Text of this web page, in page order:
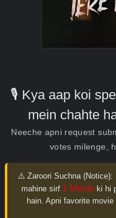
🎙️ Kya aap koi
mein chahte
Neeche apni request
votes milenge,
⚠️ Zaroori Suchna (Notice):
mahine sirf 1 Movie ki hi
hain. Apni favorite